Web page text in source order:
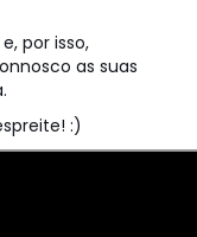
por isso,
as suas
:)